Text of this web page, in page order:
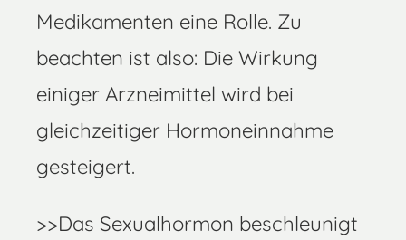
Medikamenten eine Rolle. Zu
beachten ist also: Die Wirkung
einiger Arzneimittel wird bei
gleichzeitiger Hormoneinnahme
gesteigert.
>>Das Sexualhormon beschleunigt